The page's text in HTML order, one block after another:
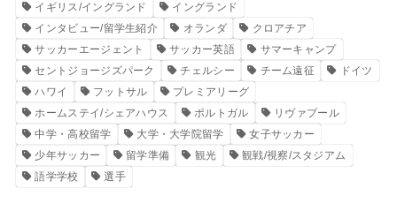
イギリス/イングランド
イングランド
インタビュー/留学生紹介
オランダ
クロアチア
サッカーエージェント
サッカー英語
サマーキャンプ
セントジョージズパーク
チェルシー チーム遠征
ドイツ
ハワイ
フットサル
プレミアリーグ
ホームステイ/シェアハウス
ポルトガル
リヴァプール
中学・高校留学
大学・大学院留学
女子サッカー
少年サッカー
留学準備 観光
観戦/視察/スタジアム
語学学校
選手